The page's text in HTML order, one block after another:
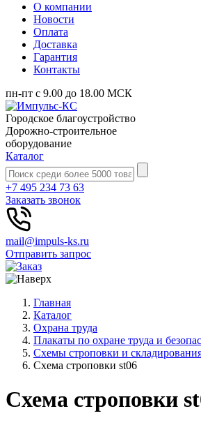
О компании
Новости
Оплата
Доставка
Гарантия
Контакты
пн-пт с 9.00 до 18.00 МСК
Городское благоустройство
Дорожно-строительное
оборудование
Каталог
+7 495 234 73 63
Заказать звонок
mail@impuls-ks.ru
Отправить запрос
Главная
Каталог
Охрана труда
Плакаты по охране труда и
Схемы строповки и
Схема строповки st06
Схема строповки